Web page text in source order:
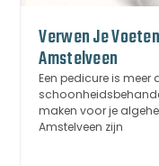
Verwen Je
Amstelveen
Een pedicure is meer
maken voor je
Amstelveen zijn